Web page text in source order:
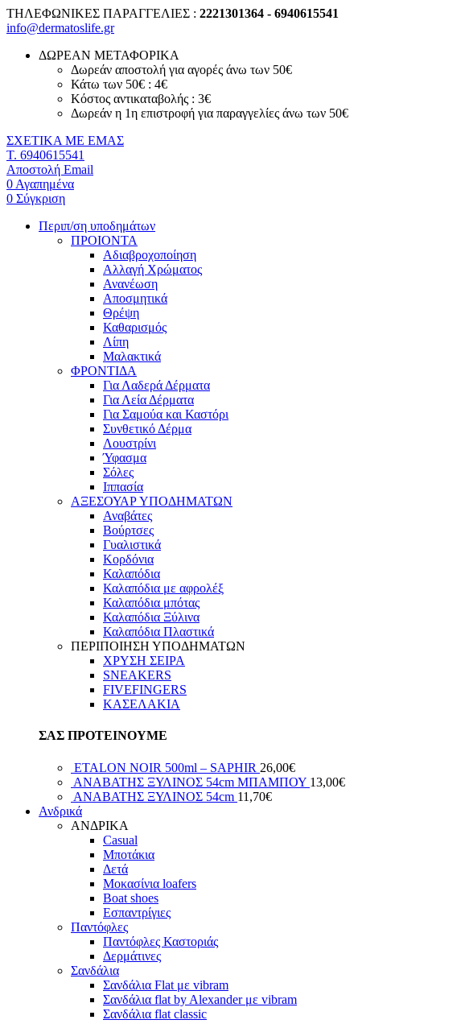
ΤΗΛΕΦΩΝΙΚΕΣ ΠΑΡΑΓΓΕΛΙΕΣ : 2221301364 - 6940615541
info@dermatoslife.gr
ΔΩΡΕΑΝ ΜΕΤΑΦΟΡΙΚΑ
Δωρεάν αποστολή για αγορές άνω των 50€
Κάτω των 50€ : 4€
Κόστος αντικαταβολής : 3€
Δωρεάν η 1η επιστροφή για παραγγελίες άνω των 50€
ΣΧΕΤΙΚΑ ΜΕ ΕΜΑΣ
T. 6940615541
Αποστολή Email
0 Αγαπημένα
0 Σύγκριση
Περιπ/ση υποδημάτων
ΠΡΟΙΟΝΤΑ
Αδιαβροχοποίηση
Αλλαγή Χρώματος
Ανανέωση
Αποσμητικά
Θρέψη
Καθαρισμός
Λίπη
Μαλακτικά
ΦΡΟΝΤΙΔΑ
Για Λαδερά Δέρματα
Για Λεία Δέρματα
Για Σαμούα και Καστόρι
Συνθετικό Δέρμα
Λουστρίνι
Ύφασμα
Σόλες
Ιππασία
ΑΞΕΣΟΥΑΡ ΥΠΟΔΗΜΑΤΩΝ
Αναβάτες
Βούρτσες
Γυαλιστικά
Κορδόνια
Καλαπόδια
Καλαπόδια με αφρολέξ
Καλαπόδια μπότας
Καλαπόδια Ξύλινα
Καλαπόδια Πλαστικά
ΠΕΡΙΠΟΙΗΣΗ ΥΠΟΔΗΜΑΤΩΝ
ΧΡΥΣΗ ΣΕΙΡΑ
SNEAKERS
FIVEFINGERS
ΚΑΣΕΛΑΚΙΑ
ΣΑΣ ΠΡΟΤΕΙΝΟΥΜΕ
ETALON NOIR 500ml – SAPHIR 26,00€
ΑΝΑΒΑΤΗΣ ΞΥΛΙΝΟΣ 54cm ΜΠΑΜΠΟΥ 13,00€
ΑΝΑΒΑΤΗΣ ΞΥΛΙΝΟΣ 54cm 11,70€
Ανδρικά
ΑΝΔΡΙΚΑ
Casual
Μποτάκια
Δετά
Μοκασίνια loafers
Boat shoes
Εσπαντρίγιες
Παντόφλες
Παντόφλες Καστοριάς
Δερμάτινες
Σανδάλια
Σανδάλια Flat με vibram
Σανδάλια flat by Alexander με vibram
Σανδάλια flat classic